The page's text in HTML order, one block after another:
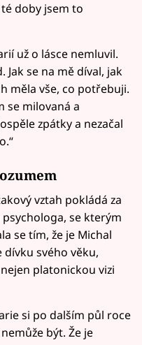
doby jsem to
už o lásce nemluvil.
Jak se na mě díval, jak
měla vše, co potřebuji.
se milovaná a
zpátky a nezačal
vztah pokládá za
se kterým
se tím, že je Michal
dívku svého věku,
platonickou vizi
si po dalším půl roce
být. Že je